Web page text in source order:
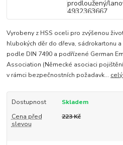
Vyrobeny z HSS oceli pro zvýšenou
hlubokých děr do dřeva, sádrokartonu
podle DIN 7490 a podřízené German
Association (Německé asociaci
v rámci bezpečnostních požadavk...
Dostupnost
Skladem
Cena před
slevou
223 Kč